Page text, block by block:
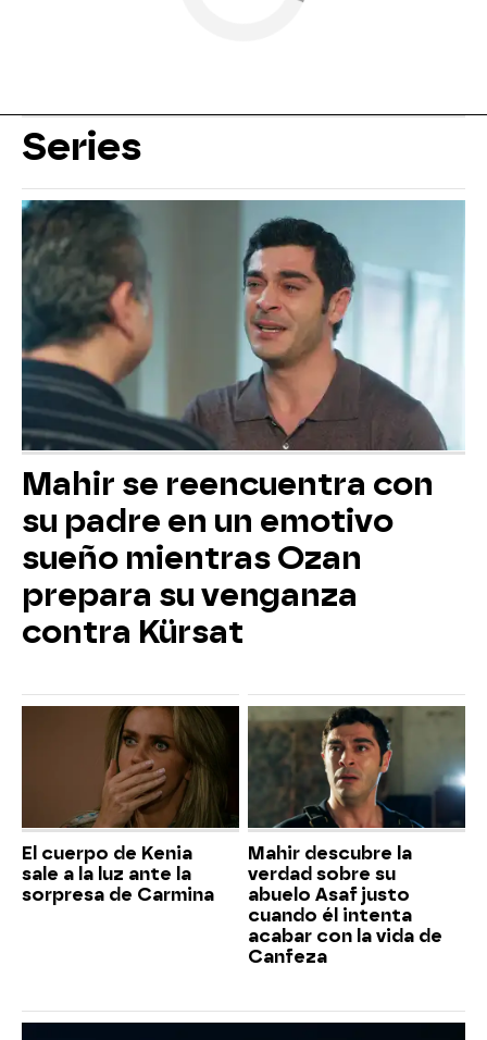
Series
Mahir se reencuentra con
su padre en un emotivo
sueño mientras Ozan
prepara su venganza
contra Kürsat
El cuerpo de Kenia
sale a la luz ante la
sorpresa de Carmina
Mahir descubre la
verdad sobre su
abuelo Asaf justo
cuando él intenta
acabar con la vida de
Canfeza